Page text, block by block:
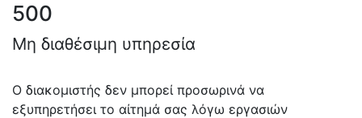
Πληροφορίες
Επικοινωνία
Υπηρεσίες
Αυτοαπόθεσης
500
Μη διαθέσιμη υπηρεσία
Ο διακομιστής δεν μπορεί προσωρινά να
εξυπηρετήσει το αίτημά σας λόγω εργασιών